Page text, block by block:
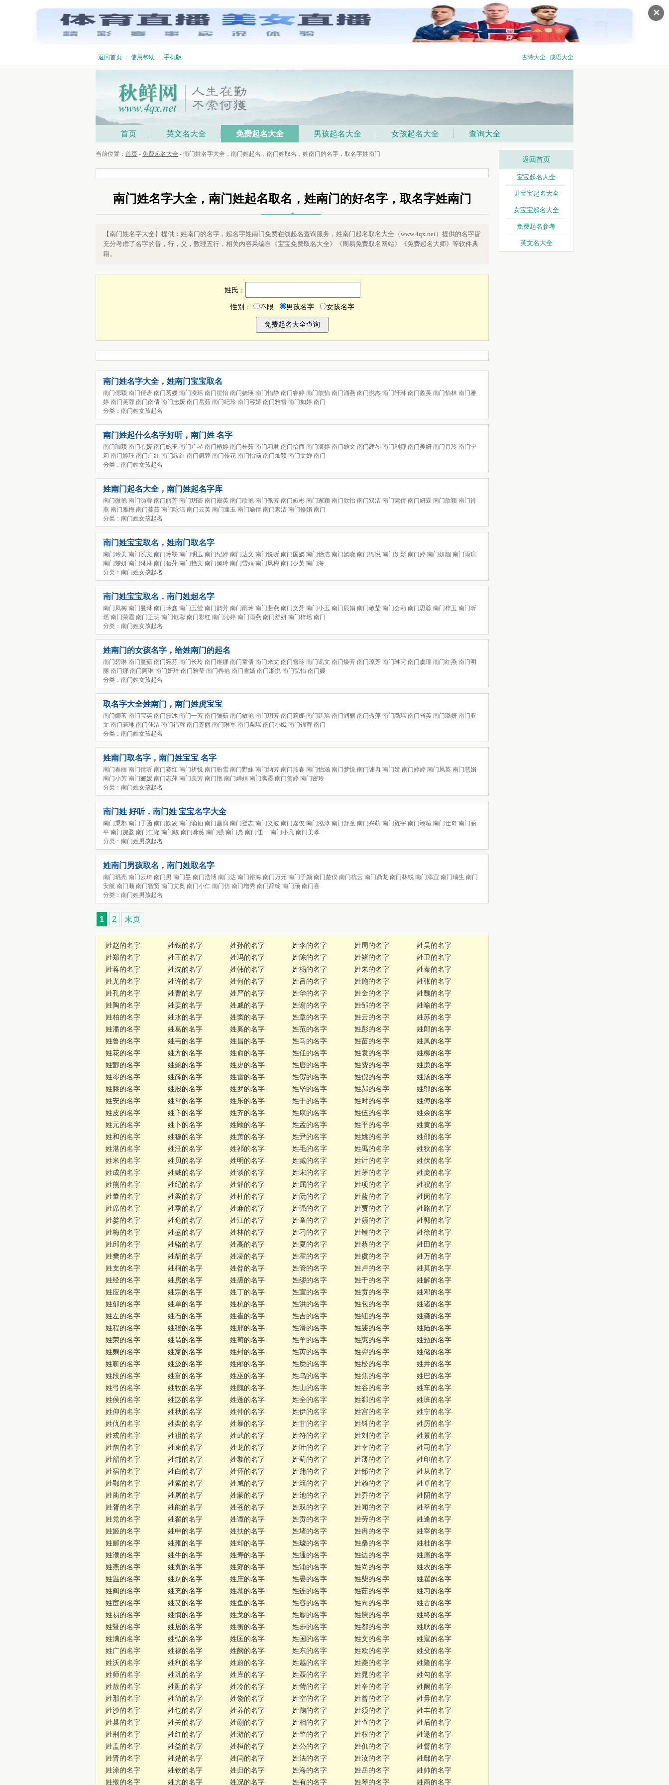
✕
返回首页 使用帮助 手机版 古诗大全 成语大全
首页 英文名大全 免费起名大全 男孩起名大全 女孩起名大全 查询大全
当前位置： 首页 - 免费起名大全 - 南门姓名字大全，南门姓起名，南门姓取名，姓南门的名字，取名字姓南门
南门姓名字大全，南门姓起名取名，姓南门的好名字，取名字姓南门
【南门姓名字大全】提供：姓南门的名字，起名字姓南门免费在线起名查询服务，姓南门起名取名大全（www.4qx.net）提供的名字皆
充分考虑了名字的音，行，义，数理五行，相关内容采编自《宝宝免费取名大全》《周易免费取名网站》《免费起名大师》等软件典
籍。
姓氏：
性别： 不限 男孩名字 女孩名字
南门姓名字大全，姓南门宝宝取名
南门偲颖 南门倩语 南门茗媛 南门凌瑶 南门星怡 南门娆瑛 南门怡静 南门睿婷 南门歆怡 南门涌燕 南门悦杰 南门轩琳 南门螽英 南门怡林 南门雅
婷 南门芙蓉 南门南倩 南门志媛 南门岳茹 南门纪玲 南门容婧 南门雅雪 南门如婷 南门
分类：南门姓女孩起名
南门姓起什么名字好听，南门姓 名字
南门珈颖 南门心媛 南门婉玉 南门广琴 南门椿婷 南门桂茹 南门莉君 南门怡而 南门潇婷 南门雄文 南门建琴 南门利娜 南门美妍 南门月玲 南门宁
莉 南门婷珏 南门广红 南门绥红 南门佩蓉 南门传花 南门怡涵 南门灿颖 南门文婵 南门
分类：南门姓女孩起名
姓南门起名大全，南门姓起名字库
南门微艳 南门沩蓉 南门丽芳 南门玥荟 南门殿英 南门欣艳 南门佩芳 南门娅彬 南门家颖 南门欣怡 南门双洁 南门莞倩 南门妍霖 南门歆颖 南门肖
燕 南门雅梅 南门蔓茹 南门咏洁 南门云英 南门逢玉 南门瑜倩 南门素洁 南门修娟 南门
分类：南门姓女孩起名
南门姓宝宝取名，姓南门取名字
南门玲美 南门长文 南门玲鞅 南门明玉 南门纪婷 南门达文 南门悦昕 南门国媛 南门怡洁 南门嫣晓 南门缌悦 南门妍影 南门婷 南门妍靓 南门雨琼
南门楚妍 南门琳淋 南门碧萍 南门艳文 南门佩玲 南门雪娟 南门凤梅 南门少英 南门海
分类：南门姓女孩起名
南门姓宝宝取名，南门姓起名字
南门凤梅 南门曼琳 南门玲鑫 南门玉莹 南门韵芳 南门雨玲 南门斐燕 南门文芳 南门小玉 南门辰娟 南门敬莹 南门会莉 南门思蓉 南门梓玉 南门昕
瑶 南门荣霞 南门正玥 南门钰蓉 南门彩红 南门沁婷 南门雨燕 南门舒妍 南门梓瑶 南门
分类：南门姓女孩起名
姓南门的女孩名字，给姓南门的起名
南门碧琳 南门蔓茹 南门宛芬 南门长玲 南门维娜 南门童倩 南门来文 南门雪玲 南门谣文 南门焕芳 南门琼芳 南门琳芮 南门虞瑶 南门红燕 南门明
丽 南门娜 南门阿琳 南门妍琦 南门雅莹 南门春艳 南门雪嫣 南门湘悦 南门弘怡 南门媛
分类：南门姓女孩起名
取名字大全姓南门，南门姓虎宝宝
南门娜茗 南门宝英 南门霞冰 南门一芳 南门骊茹 南门敏艳 南门玥芳 南门莉娜 南门廷瑶 南门润丽 南门秀萍 南门璐瑶 南门省英 南门璐妍 南门亚
文 南门若琳 南门佳洁 南门祎蓉 南门芳丽 南门琳军 南门栗瑶 南门小娥 南门锦蓉 南门
分类：南门姓女孩起名
姓南门取名字，南门姓宝宝 名字
南门春丽 南门倩昕 南门赛红 南门祈悦 南门盼雪 南门野妹 南门纳芳 南门燕春 南门怡涵 南门梦悦 南门谏冉 南门婧 南门婷婷 南门风英 南门慧娟
南门小芳 南门郦媛 南门志萍 南门美芳 南门艳 南门婵娟 南门漓霞 南门贺婷 南门密玲
分类：南门姓女孩起名
南门姓 好听，南门姓 宝宝名字大全
南门秉郡 南门子函 南门歆凌 南门谪仙 南门昌润 南门登志 南门义波 南门嘉俊 南门泓淳 南门舒童 南门兴萌 南门旌宇 南门翊暄 南门仕奇 南门丽
平 南门婉盈 南门仁隆 南门峻 南门咏薇 南门强 南门亮 南门佳一 南门小凡 南门美孝
分类：南门姓男孩起名
姓南门男孩取名，南门姓取名字
南门琨亮 南门云琦 南门男 南门旻 南门浩博 南门达 南门裕海 南门万元 南门子颜 南门楚仪 南门杭云 南门鼎龙 南门林锐 南门添宜 南门瑞生 南门
安航 南门顺 南门智贤 南门文奥 南门小仁 南门仿 南门增秀 南门辞翰 南门颀 南门喜
分类：南门姓男孩起名
1 2 末页
姓赵的名字 姓钱的名字 姓孙的名字 姓李的名字 姓周的名字
姓吴的名字
姓郑的名字
姓王的名字 姓冯的名字 姓陈的名字 姓褚的名字
姓卫的名字
姓蒋的名字
姓沈的名字 姓韩的名字 姓杨的名字 姓朱的名字
姓秦的名字
姓尤的名字
姓许的名字 姓何的名字 姓吕的名字 姓施的名字
姓张的名字
姓孔的名字
姓曹的名字 姓严的名字 姓华的名字 姓金的名字
姓魏的名字
姓陶的名字
姓姜的名字 姓戚的名字 姓谢的名字 姓邹的名字
姓喻的名字
姓柏的名字
姓水的名字 姓窦的名字 姓章的名字 姓云的名字
姓苏的名字
姓潘的名字
姓葛的名字 姓奚的名字 姓范的名字 姓彭的名字
姓郎的名字
姓鲁的名字
姓韦的名字 姓昌的名字 姓马的名字 姓苗的名字
姓凤的名字
姓花的名字
姓方的名字 姓俞的名字 姓任的名字 姓袁的名字
姓柳的名字
姓酆的名字
姓鲍的名字 姓史的名字 姓唐的名字 姓费的名字
姓廉的名字
姓岑的名字
姓薛的名字 姓雷的名字 姓贺的名字 姓倪的名字
姓汤的名字
姓滕的名字
姓殷的名字 姓罗的名字 姓毕的名字 姓郝的名字
姓邬的名字
姓安的名字
姓常的名字 姓乐的名字 姓于的名字 姓时的名字
姓傅的名字
姓皮的名字
姓卞的名字 姓齐的名字 姓康的名字 姓伍的名字
姓余的名字
姓元的名字
姓卜的名字 姓顾的名字 姓孟的名字 姓平的名字
姓黄的名字
姓和的名字
姓穆的名字 姓萧的名字 姓尹的名字 姓姚的名字
姓邵的名字
姓湛的名字
姓汪的名字 姓祁的名字 姓毛的名字 姓禹的名字
姓狄的名字
姓米的名字
姓贝的名字 姓明的名字 姓臧的名字 姓计的名字
姓伏的名字
姓成的名字
姓戴的名字 姓谈的名字 姓宋的名字 姓茅的名字
姓庞的名字
姓熊的名字
姓纪的名字 姓舒的名字 姓屈的名字 姓项的名字
姓祝的名字
姓董的名字
姓梁的名字 姓杜的名字 姓阮的名字 姓蓝的名字
姓闵的名字
姓席的名字
姓季的名字 姓麻的名字 姓强的名字 姓贾的名字
姓路的名字
姓娄的名字
姓危的名字 姓江的名字 姓童的名字 姓颜的名字
姓郭的名字
姓梅的名字
姓盛的名字 姓林的名字 姓刁的名字 姓锺的名字
姓徐的名字
姓邱的名字
姓骆的名字 姓高的名字 姓夏的名字 姓蔡的名字
姓田的名字
姓樊的名字
姓胡的名字 姓凌的名字 姓霍的名字 姓虞的名字
姓万的名字
姓支的名字
姓柯的名字 姓昝的名字 姓管的名字 姓卢的名字
姓莫的名字
姓经的名字
姓房的名字 姓裘的名字 姓缪的名字 姓干的名字
姓解的名字
姓应的名字
姓宗的名字 姓丁的名字 姓宣的名字 姓贲的名字
姓邓的名字
姓郁的名字
姓单的名字 姓杭的名字 姓洪的名字 姓包的名字
姓诸的名字
姓左的名字
姓石的名字 姓崔的名字 姓吉的名字 姓钮的名字
姓龚的名字
姓程的名字
姓稽的名字 姓邢的名字 姓滑的名字 姓裴的名字
姓陆的名字
姓荣的名字
姓翁的名字 姓荀的名字 姓羊的名字 姓惠的名字
姓甄的名字
姓麴的名字
姓家的名字 姓封的名字 姓芮的名字 姓羿的名字
姓储的名字
姓靳的名字
姓汲的名字 姓邴的名字 姓糜的名字 姓松的名字
姓井的名字
姓段的名字
姓富的名字 姓巫的名字 姓乌的名字 姓焦的名字
姓巴的名字
姓弓的名字
姓牧的名字 姓隗的名字 姓山的名字 姓谷的名字
姓车的名字
姓侯的名字
姓宓的名字 姓蓬的名字 姓全的名字 姓郗的名字
姓班的名字
姓仰的名字
姓秋的名字 姓仲的名字 姓伊的名字 姓宫的名字
姓宁的名字
姓仇的名字
姓栾的名字 姓暴的名字 姓甘的名字 姓钭的名字
姓厉的名字
姓戎的名字
姓祖的名字 姓武的名字 姓符的名字 姓刘的名字
姓景的名字
姓詹的名字
姓束的名字 姓龙的名字 姓叶的名字 姓幸的名字
姓司的名字
姓韶的名字
姓郜的名字 姓黎的名字 姓蓟的名字 姓薄的名字
姓印的名字
姓宿的名字
姓白的名字 姓怀的名字 姓蒲的名字 姓邰的名字
姓从的名字
姓鄂的名字
姓索的名字 姓咸的名字 姓籍的名字 姓赖的名字
姓卓的名字
姓蔺的名字
姓屠的名字 姓蒙的名字 姓池的名字 姓乔的名字
姓阴的名字
姓胥的名字
姓能的名字 姓苍的名字 姓双的名字 姓闻的名字
姓莘的名字
姓党的名字
姓翟的名字 姓谭的名字 姓贡的名字 姓劳的名字
姓逢的名字
姓姬的名字
姓申的名字 姓扶的名字 姓堵的名字 姓冉的名字
姓宰的名字
姓郦的名字
姓雍的名字 姓却的名字 姓璩的名字 姓桑的名字
姓桂的名字
姓濮的名字
姓牛的名字 姓寿的名字 姓通的名字 姓边的名字
姓扈的名字
姓燕的名字
姓冀的名字 姓郏的名字 姓浦的名字 姓尚的名字
姓农的名字
姓温的名字
姓别的名字 姓庄的名字 姓晏的名字 姓柴的名字
姓瞿的名字
姓阎的名字
姓充的名字 姓慕的名字 姓连的名字 姓茹的名字
姓习的名字
姓宦的名字
姓艾的名字 姓鱼的名字 姓容的名字 姓向的名字
姓古的名字
姓易的名字
姓慎的名字 姓戈的名字 姓廖的名字 姓庾的名字
姓终的名字
姓暨的名字
姓居的名字 姓衡的名字 姓步的名字 姓都的名字
姓耿的名字
姓满的名字
姓弘的名字 姓匡的名字 姓国的名字 姓文的名字
姓寇的名字
姓广的名字
姓禄的名字 姓阙的名字 姓东的名字 姓欧的名字
姓殳的名字
姓沃的名字
姓利的名字 姓蔚的名字 姓越的名字 姓夔的名字
姓隆的名字
姓师的名字
姓巩的名字 姓库的名字 姓聂的名字 姓晁的名字
姓勾的名字
姓敖的名字
姓融的名字 姓冷的名字 姓訾的名字 姓辛的名字
姓阚的名字
姓那的名字
姓简的名字 姓饶的名字 姓空的名字 姓曾的名字
姓毋的名字
姓沙的名字
姓乜的名字 姓养的名字 姓鞠的名字 姓须的名字
姓丰的名字
姓巢的名字
姓关的名字 姓蒯的名字 姓相的名字 姓查的名字
姓后的名字
姓荆的名字
姓红的名字 姓游的名字 姓竺的名字 姓权的名字
姓逯的名字
姓盖的名字
姓益的名字 姓桓的名字 姓公的名字 姓仉的名字
姓督的名字
姓晋的名字
姓楚的名字 姓闫的名字 姓法的名字 姓汝的名字
姓鄢的名字
姓涂的名字
姓钦的名字 姓归的名字 姓海的名字 姓岳的名字
姓帅的名字
姓缑的名字
姓亢的名字 姓况的名字 姓有的名字 姓琴的名字 姓商的名字
返回首页
宝宝起名大全
男宝宝起名大全
女宝宝起名大全
免费起名参考
英文名大全